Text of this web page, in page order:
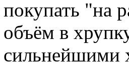
покупать "на
объём в
сильнейшими